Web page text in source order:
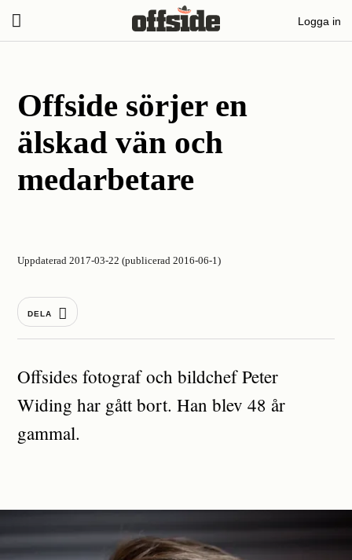
Skip
Logga in
Offside sörjer en
älskad vän och
medarbetare
Uppdaterad 2017-03-22 (publicerad 2016-06-1)
DELA
Offsides fotograf och bildchef Peter
Widing har gått bort. Han blev 48 år
gammal.